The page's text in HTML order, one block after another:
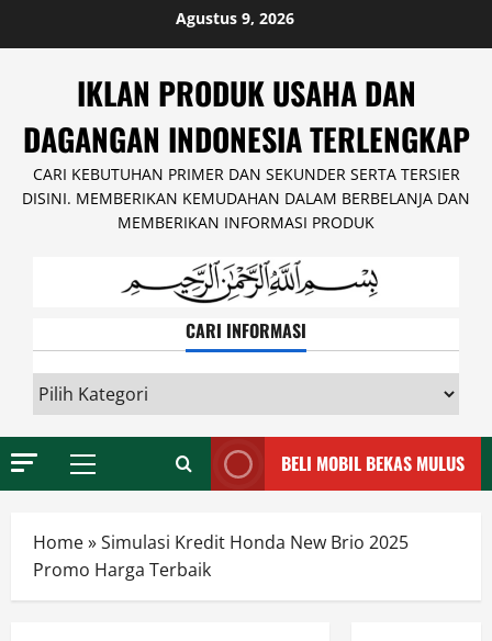
Agustus 9, 2026
IKLAN PRODUK USAHA DAN
DAGANGAN INDONESIA TERLENGKAP
CARI KEBUTUHAN PRIMER DAN SEKUNDER SERTA TERSIER
DISINI. MEMBERIKAN KEMUDAHAN DALAM BERBELANJA DAN
MEMBERIKAN INFORMASI PRODUK
CARI INFORMASI
INFORMASI
Primary
BELI MOBIL BEKAS MULUS
Home»Simulasi Kredit Honda New Brio 2025
Promo Harga Terbaik